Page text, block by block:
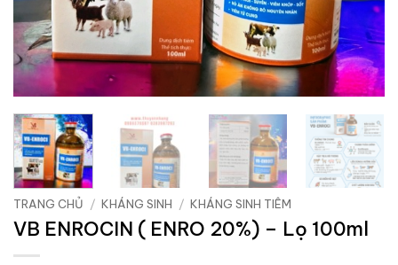
TRANG CHỦ / KHÁNG SINH / KHÁNG SINH TIÊM
VB ENROCIN ( ENRO 20%) – Lọ 100ml